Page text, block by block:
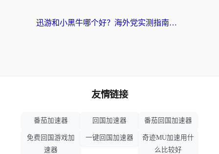
迅游和小黑牛哪个好？海外党实测指南，选对中国地址加速器才能无缝刷国内资源
友情链接
番茄加速器 回国加速器 番茄回国加速器
免费回国游戏加
速器
一键回国加速器
奇迹MU加速用什
么比较好